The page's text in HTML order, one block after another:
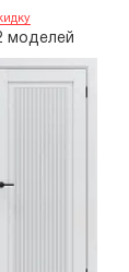
моделей